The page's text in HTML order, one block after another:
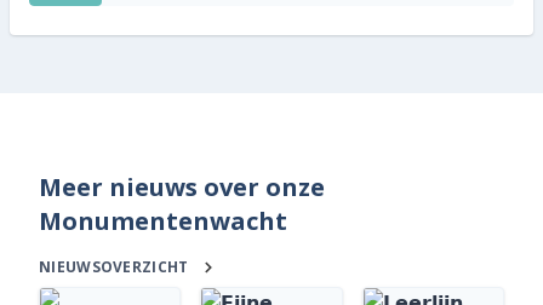
Meer nieuws over onze
Monumentenwacht
NIEUWSOVERZICHT